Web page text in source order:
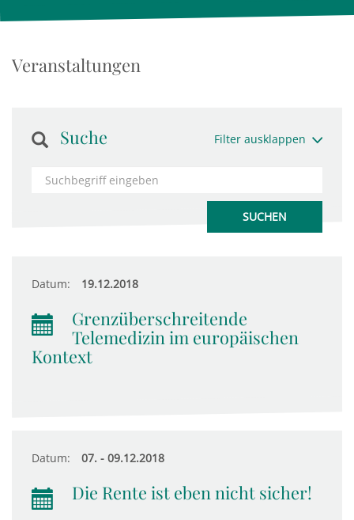
Veranstaltungen
Suche Filter ausklappen
Datum: 19.12.2018
Grenzüberschreitende
Telemedizin im europäischen
Kontext
Datum: 07. - 09.12.2018
Die Rente ist eben nicht sicher!